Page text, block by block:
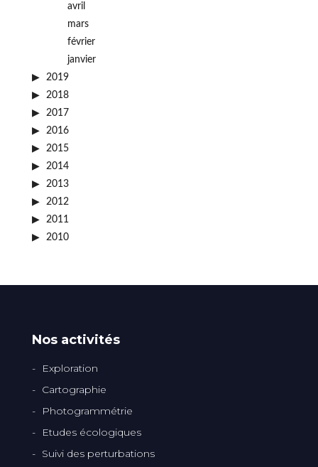
avril
mars
février
janvier
2019
2018
2017
2016
2015
2014
2013
2012
2011
2010
Nos activités
Exploration
Cartographie
Photogrammétrie
Etudes écologiques
Suivi des perturbations